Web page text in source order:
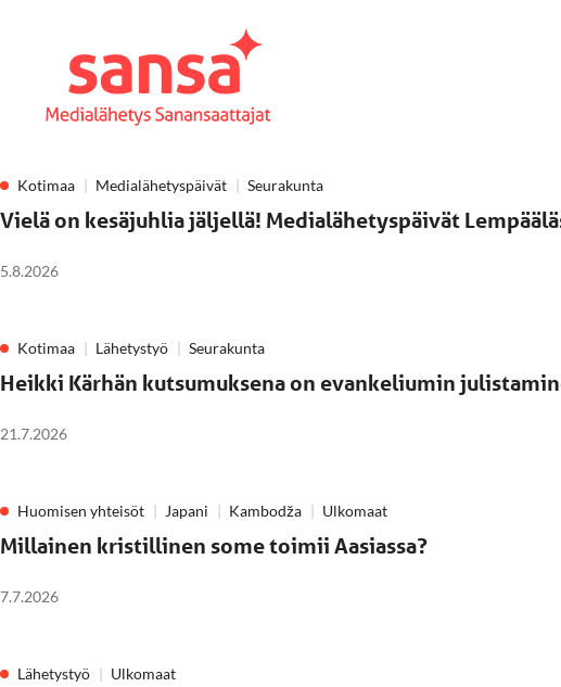
Kotimaa Medialähetyspäivät Seurakunta
Vielä on kesäjuhlia jäljellä! Medialähetyspäivät
5.8.2026
Kotimaa Lähetystyö Seurakunta
Heikki Kärhän kutsumuksena on evankeliumin
21.7.2026
Huomisen yhteisöt Japani Kambodža Ulkomaat
Millainen kristillinen some toimii Aasiassa?
7.7.2026
Lähetystyö Ulkomaat